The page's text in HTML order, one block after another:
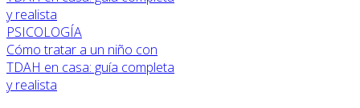
PSICOLOGÍA
Cómo tratar a un niño con
TDAH en casa: guía completa
y realista